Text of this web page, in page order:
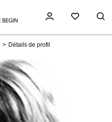
Détails de profil